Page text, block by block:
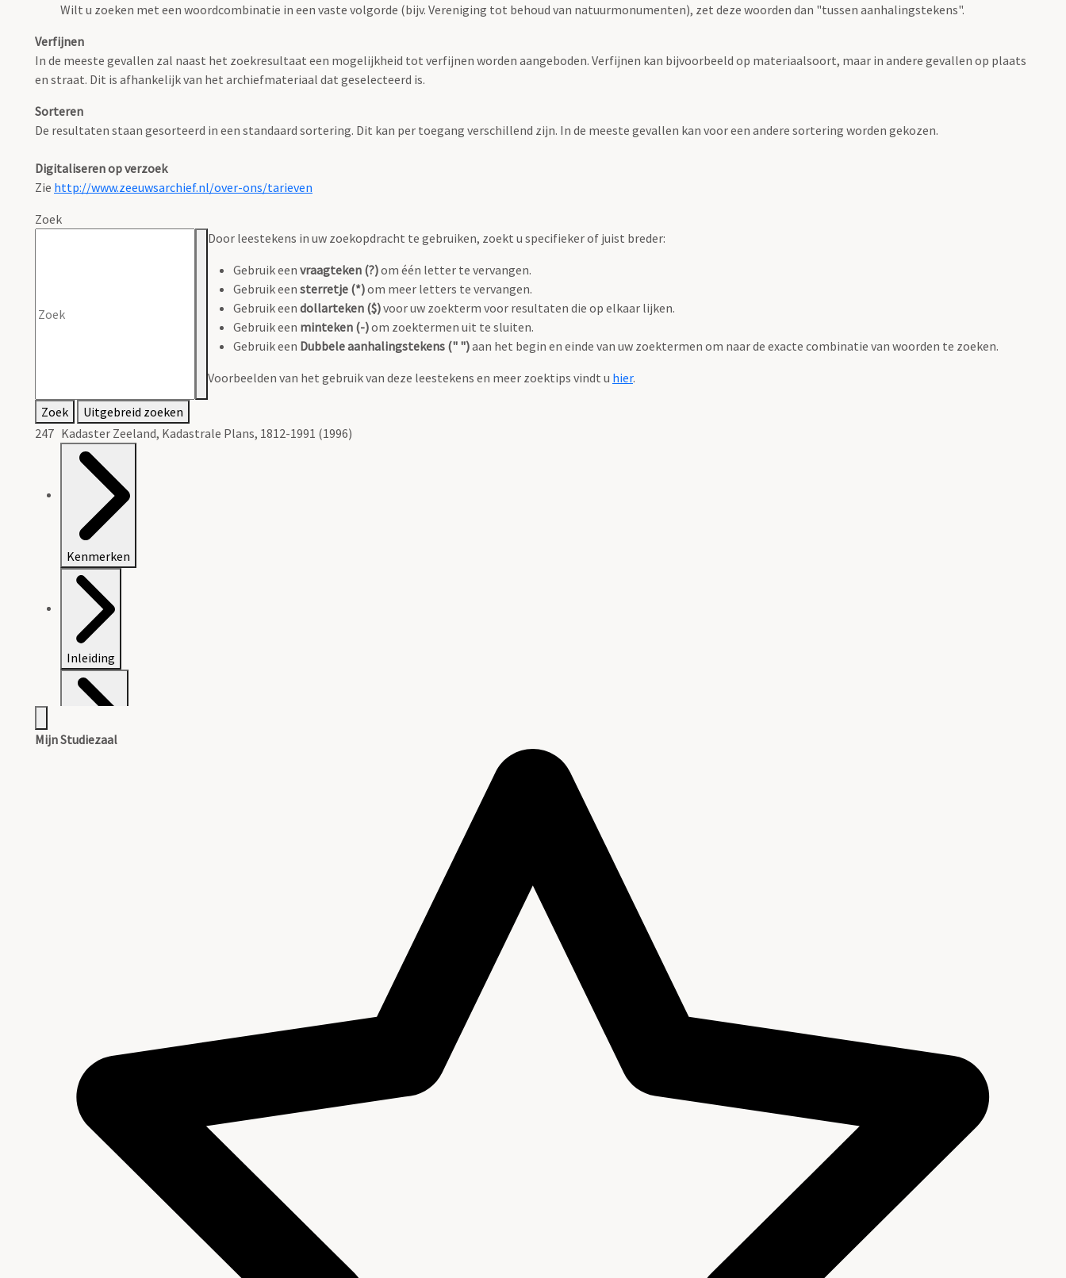
Wilt u zoeken met een woordcombinatie in een vaste volgorde (bijv. Vereniging tot behoud van natuurmonumenten), zet deze woorden dan "tussen aanhalingstekens".
Verfijnen
In de meeste gevallen zal naast het zoekresultaat een mogelijkheid tot verfijnen worden aangeboden. Verfijnen kan bijvoorbeeld op materiaalsoort, maar in andere gevallen op plaats
en straat. Dit is afhankelijk van het archiefmateriaal dat geselecteerd is.
Sorteren
De resultaten staan gesorteerd in een standaard sortering. Dit kan per toegang verschillend zijn. In de meeste gevallen kan voor een andere sortering worden gekozen.
Digitaliseren op verzoek
Zie http://www.zeeuwsarchief.nl/over-ons/tarieven
Zoek
Door leestekens in uw zoekopdracht te gebruiken, zoekt u specifieker of juist breder:
Gebruik een vraagteken (?)om één letter te vervangen.
Gebruik een sterretje (*)om meer letters te vervangen.
Gebruik een dollarteken ($)voor uw zoekterm voor resultaten die op elkaar lijken.
Gebruik een minteken (-)om zoektermen uit te sluiten.
Gebruik een Dubbele aanhalingstekens (" ")aan het begin en einde van uw zoektermen om naar de exacte combinatie van woorden te zoeken.
Voorbeelden van het gebruik van deze leestekens en meer zoektips vindt u hier.
Zoek
Uitgebreid zoeken
247 Kadaster Zeeland, Kadastrale Plans, 1812-1991 (1996)
Kenmerken
Inleiding
Mijn Studiezaal